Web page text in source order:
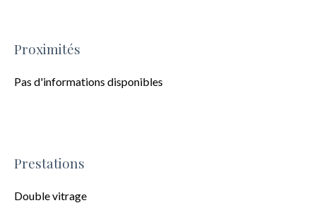
Proximités
Pas d'informations disponibles
Prestations
Double vitrage